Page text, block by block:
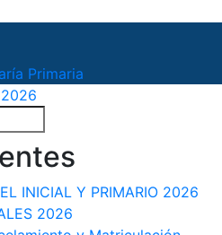
Primaria
2026
INICIAL Y PRIMARIO 2026
2026